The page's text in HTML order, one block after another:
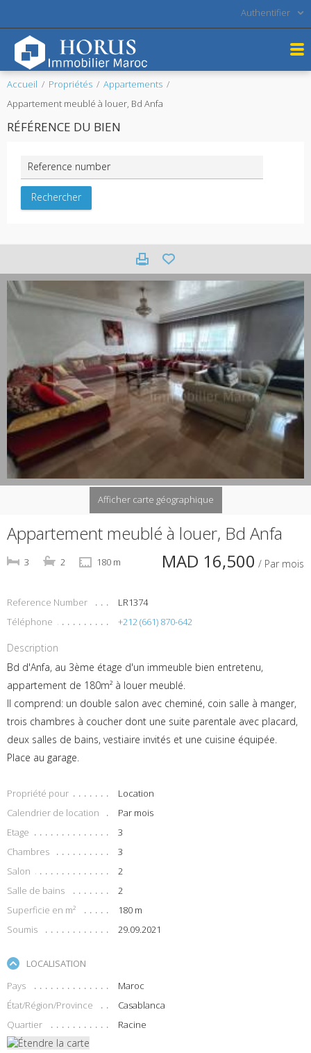
Authentifier
Accueil Propriétés
Appartements
Appartement meublé à louer, Bd Anfa
RÉFÉRENCE DU BIEN
Afficher carte géographique
Appartement meublé à louer, Bd Anfa
MAD 16,500 / Par mois
3 2 180 m
Reference Number
LR1374
Téléphone
+212 (661) 870-642
Description
Bd d'Anfa, au 3ème étage d'un immeuble bien entretenu,
appartement de 180m² à louer meublé.
Il comprend: un double salon avec cheminé, coin salle à manger,
trois chambres à coucher dont une suite parentale avec placard,
deux salles de bains, vestiaire invités et une cuisine équipée.
Place au garage.
Propriété pour
Location
Calendrier de location
Par mois
Etage
3
Chambres
3
Salon
2
Salle de bains
2
Superficie en m²
180 m
Soumis
29.09.2021
LOCALISATION
Pays
Maroc
État/Région/Province
Casablanca
Quartier
Racine